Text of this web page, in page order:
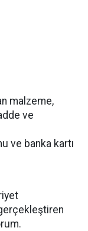
malzeme,
ve
ve banka kartı
gerçekleştiren